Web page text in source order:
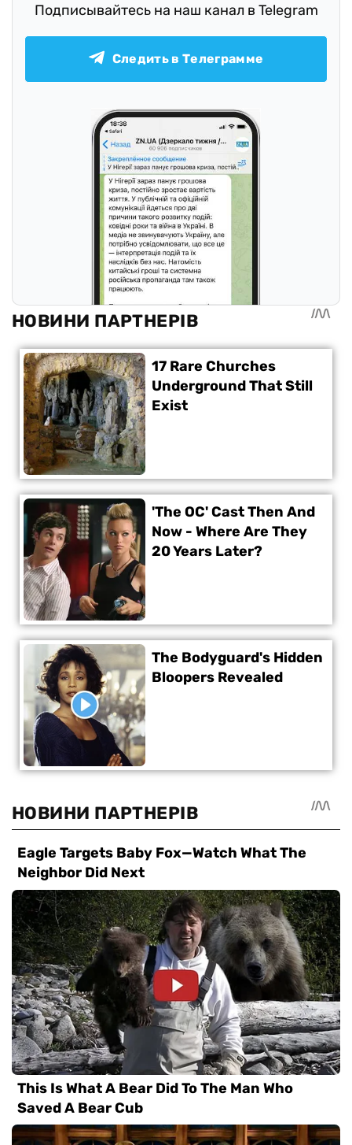
Подписывайтесь на наш канал в Telegram
Следить в Телеграмме